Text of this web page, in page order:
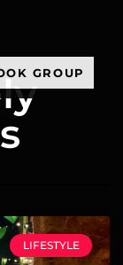
GROUP
LIFESTYLE